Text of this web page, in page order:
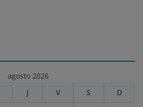
agosto 2026
J V S D